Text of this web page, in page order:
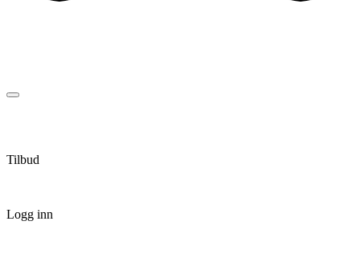
Tilbud
Logg inn